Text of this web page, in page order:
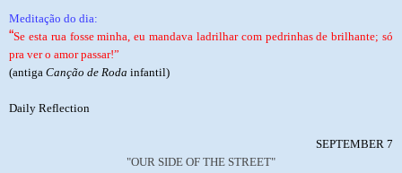
Meditação do dia:
“Se esta rua fosse minha, eu mandava ladrilhar com pedrinhas de brilhante; só
pra ver o amor passar!”
(antiga Canção de Roda infantil)
Daily Reflection
SEPTEMBER 7
"OUR SIDE OF THE STREET"